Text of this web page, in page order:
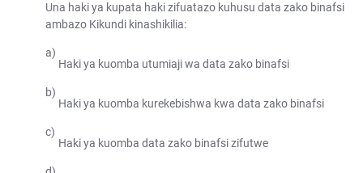
Una haki ya kupata haki zifuatazo kuhusu data zako binafsi
ambazo Kikundi kinashikilia:
Haki ya kuomba utumiaji wa data zako binafsi
Haki ya kuomba kurekebishwa kwa data zako binafsi
Haki ya kuomba data zako binafsi zifutwe